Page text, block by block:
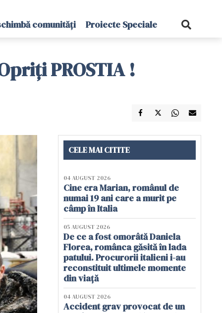
comunități Proiecte Speciale
PROSTIA !
CELE MAI CITITE
04 AUGUST 2026
Cine era Marian, românul de
numai 19 ani care a murit pe
câmp în Italia
05 AUGUST 2026
De ce a fost omorâtă Daniela
Florea, românca găsită în lada
patului. Procurorii italieni i-au
reconstituit ultimele momente
din viață
04 AUGUST 2026
Accident grav provocat de un